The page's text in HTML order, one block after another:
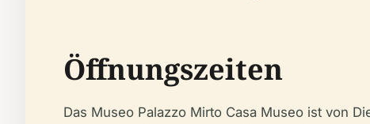
Öffnungszeiten
Das Museo Palazzo Mirto Casa Museo ist von